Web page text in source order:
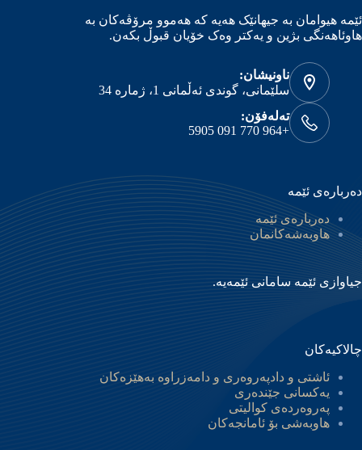
ئێمە هیوامان بە جیهانێک هەیە کە هەموو مرۆڤەکان بە
هاوئاهەنگی بژین و یەکتر وەک خۆیان قبوڵ بکەن.
ناونیشان:
سلێمانی، گوندی ئەڵمانی 1، ژمارە 34
تەلەفۆن:
+964 770 091 5905
دەربارەی ئێمە
دەربارەی ئێمە
هاوبەشەکانمان
جیاوازی ئێمە سامانی ئێمەیە.
چالاکیەکان
ئاشتی و دادپەروەری و دامەزراوە بەهێزەکان
یەکسانی جێندەری
پەروەردەی کوالیتی
هاوبەشی بۆ ئامانجەکان